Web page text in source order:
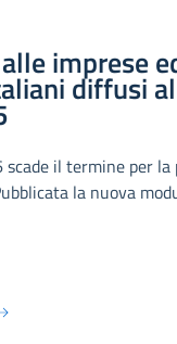
imprese
diffusi
il termine per la
la nuova